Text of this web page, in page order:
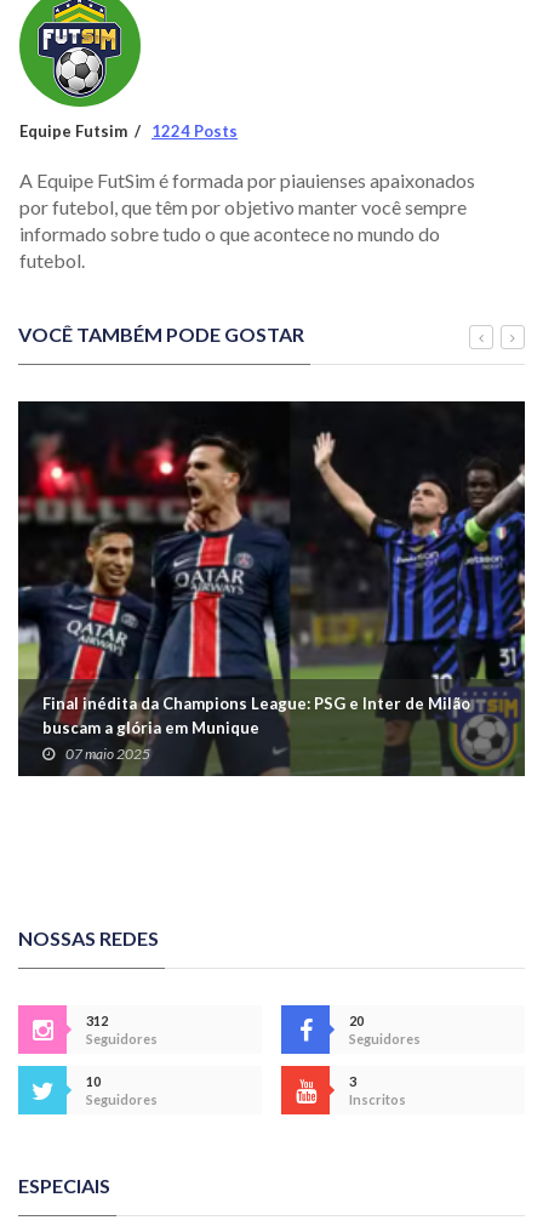
Equipe Futsim 1224 Posts
A Equipe FutSim é formada por piauienses apaixonados
por futebol, que têm por objetivo manter você sempre
informado sobre tudo o que acontece no mundo do
futebol.
VOCÊ TAMBÉM PODE GOSTAR
Final inédita da Champions League: PSG e Inter de Milão
buscam a glória em Munique
07 maio 2025
NOSSAS REDES
312
Seguidores
20
Seguidores
10
Seguidores
3
Inscritos
ESPECIAIS